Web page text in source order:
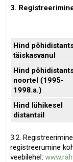
3.
Hind
täiskasvanul
Hind
noortel (1995-
1998.a.)
Hind lühikesel
distantsil
3.2.
registreerumine
veebilehel: